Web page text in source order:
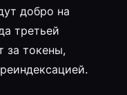
добро на
третьей
за токены,